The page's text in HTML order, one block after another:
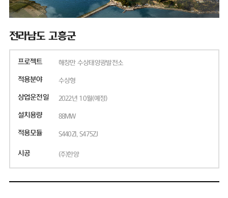
전라남도 고흥군
프로젝트 해창만 수상태양광발전소
적용분야 수상형
상업운전일 2022년 10월(예정)
설치용량 88MW
적용모듈 S440ZI, S475ZJ
시공 (주)한양